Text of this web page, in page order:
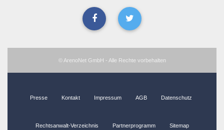
© ArenoNet GmbH - Alle Rechte vorbehalten
Presse Kontakt Impressum AGB Datenschutz
Rechtsanwalt-Verzeichnis Partnerprogramm Sitemap